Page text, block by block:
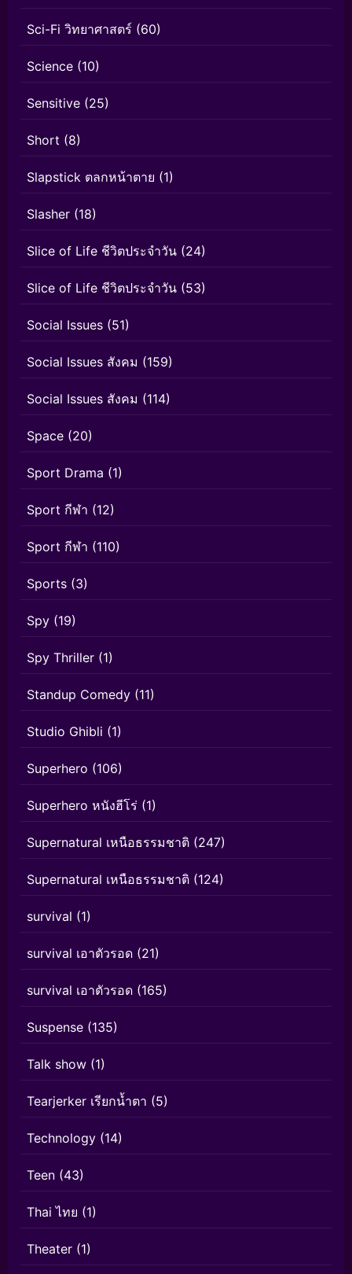
Sci-Fi วิทยาศาสตร์ (60)
Science (10)
Sensitive (25)
Short (8)
Slapstick ตลกหน้าตาย (1)
Slasher (18)
Slice of Life ชีวิตประจำวัน (24)
Slice of Life ชีวิตประจำวัน (53)
Social Issues (51)
Social Issues สังคม (159)
Social Issues สังคม (114)
Space (20)
Sport Drama (1)
Sport กีฬา (12)
Sport กีฬา (110)
Sports (3)
Spy (19)
Spy Thriller (1)
Standup Comedy (11)
Studio Ghibli (1)
Superhero (106)
Superhero หนังฮีโร่ (1)
Supernatural เหนือธรรมชาติ (247)
Supernatural เหนือธรรมชาติ (124)
survival (1)
survival เอาตัวรอด (21)
survival เอาตัวรอด (165)
Suspense (135)
Talk show (1)
Tearjerker เรียกน้ำตา (5)
Technology (14)
Teen (43)
Thai ไทย (1)
Theater (1)